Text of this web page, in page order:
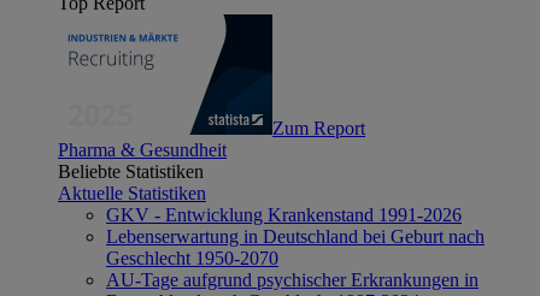
Zum Report
Pharma & Gesundheit
Beliebte Statistiken
Aktuelle Statistiken
GKV - Entwicklung Krankenstand 1991-2026
Lebenserwartung in Deutschland bei Geburt nach
Geschlecht 1950-2070
AU-Tage aufgrund psychischer Erkrankungen in